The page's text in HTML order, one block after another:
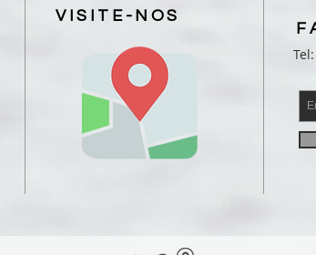
VISITE-NOS